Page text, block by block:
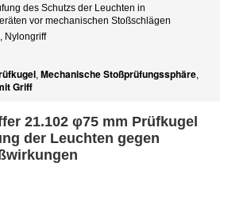
des Schutzs der Leuchten in
vor mechanischen Stoßschlägen
Nylongriff
, Mechanische Stoßprüfungssphäre,
Griff
21.102 φ75 mm Prüfkugel
der Leuchten gegen